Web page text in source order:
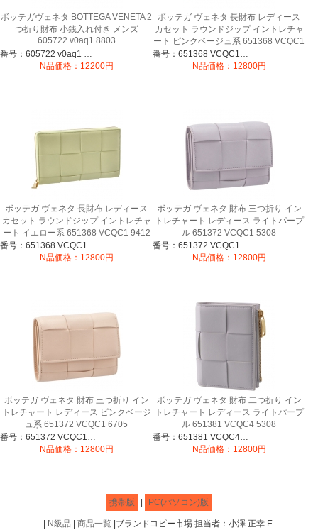
ボッテガヴェネタ BOTTEGA VENETA 2
つ折り財布 小銭入れ付き メンズ
605722 v0aq1 8803
番号：605722 v0aq1 8803
N品価格：12200円
ボッテガ ヴェネタ 長財布 レディース
カセット ラウンドジップ イントレチャ
ート ピンクベージュ系 651368 VCQC1
6705 番号：651368 VCQC1 6705
N品価格：12800円
ボッテガ ヴェネタ 長財布 レディース
カセット ラウンドジップ イントレチャ
ート イエロー系 651368 VCQC1 9412
番号：651368 VCQC1 9412
N品価格：12800円
ボッテガ ヴェネタ 財布 三つ折り イン
トレチャート レディース ライトパープ
ル 651372 VCQC1 5308
番号：651372 VCQC1 5308
N品価格：12800円
ボッテガ ヴェネタ 財布 三つ折り イン
トレチャート レディース ピンクベージ
ュ系 651372 VCQC1 6705
番号：651372 VCQC1 6705
N品価格：12800円
ボッテガ ヴェネタ 財布 二つ折り イン
トレチャート レディース ライトパープ
ル 651381 VCQC4 5308
番号：651381 VCQC4 5308
N品価格：12800円
携帯版 PC(パソコン)版
N級品 商品一覧|ブランドコピー市場 担当者：小澤 正幸 E-